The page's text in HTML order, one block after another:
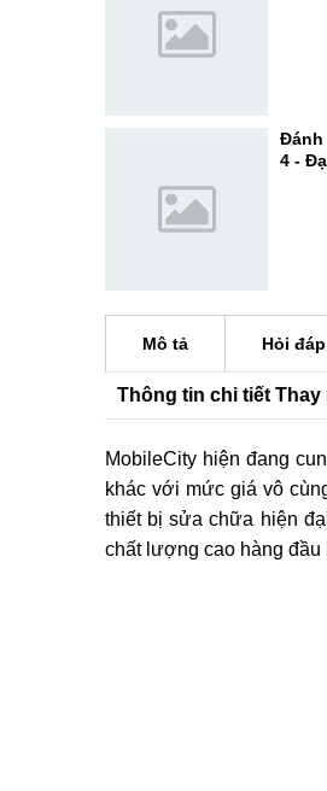
Đánh
4 -
Mô tả Hỏi
Thông tin chi tiết Thay
MobileCity hiện đang
khác với mức giá vô
thiết bị sửa chữa hiện
chất lượng cao hàng đầu